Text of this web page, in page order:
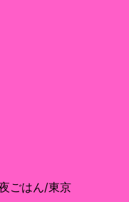
ごはん/東京